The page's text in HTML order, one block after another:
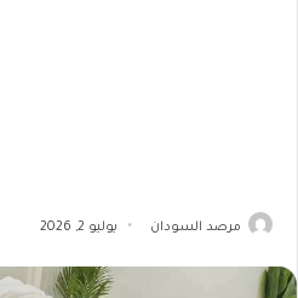
مرصد السودان يوليو 2, 2026